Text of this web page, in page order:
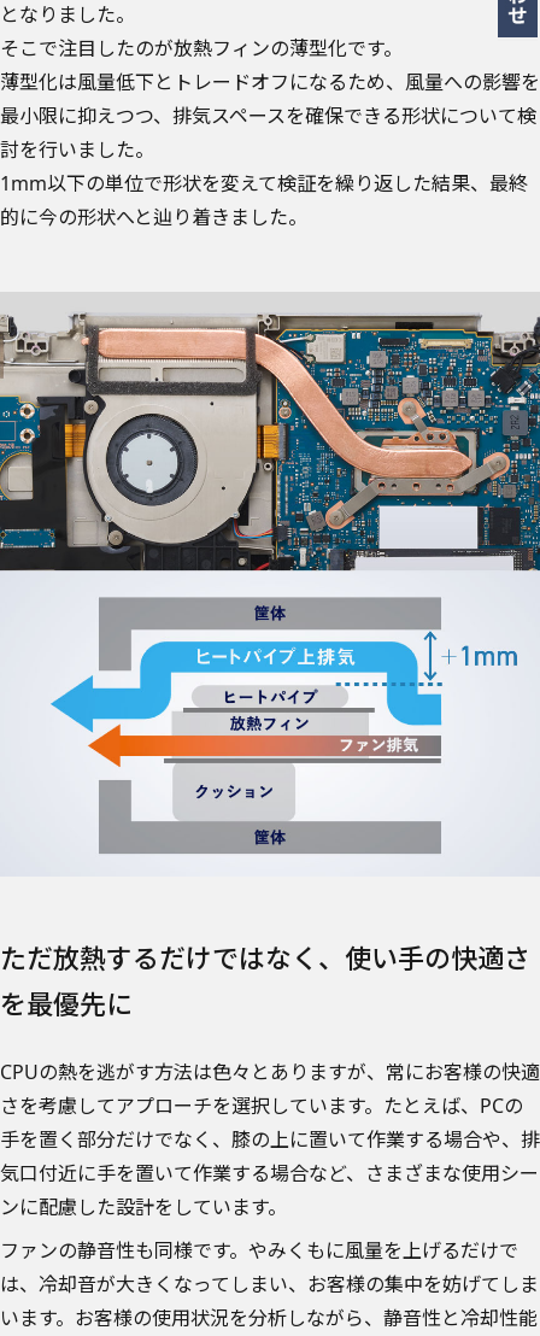
となりました。
そこで注目したのが放熱フィンの薄型化です。
薄型化は風量低下とトレードオフになるため、風量への影響を
最小限に抑えつつ、排気スペースを確保できる形状について検
討を行いました。
1mm以下の単位で形状を変えて検証を繰り返した結果、最終
的に今の形状へと辿り着きました。
ただ放熱するだけではなく、使い手の快適さ
を最優先に
CPUの熱を逃がす方法は色々とありますが、常にお客様の快適
さを考慮してアプローチを選択しています。たとえば、PCの
手を置く部分だけでなく、膝の上に置いて作業する場合や、排
気口付近に手を置いて作業する場合など、さまざまな使用シー
ンに配慮した設計をしています。
ファンの静音性も同様です。やみくもに風量を上げるだけで
は、冷却音が大きくなってしまい、お客様の集中を妨げてしま
います。お客様の使用状況を分析しながら、静音性と冷却性能